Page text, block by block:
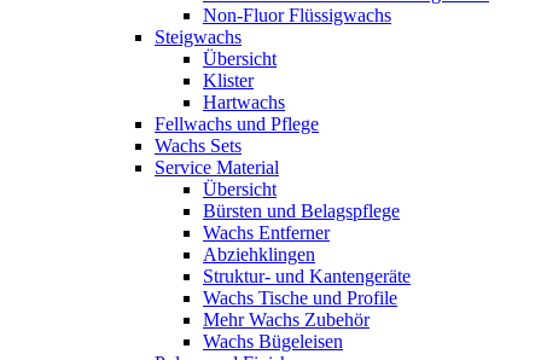
Non-Fluor Flüssigwachs
Steigwachs
Übersicht
Klister
Hartwachs
Fellwachs und Pflege
Wachs Sets
Service Material
Übersicht
Bürsten und Belagspflege
Wachs Entferner
Abziehklingen
Struktur- und Kantengeräte
Wachs Tische und Profile
Mehr Wachs Zubehör
Wachs Bügeleisen